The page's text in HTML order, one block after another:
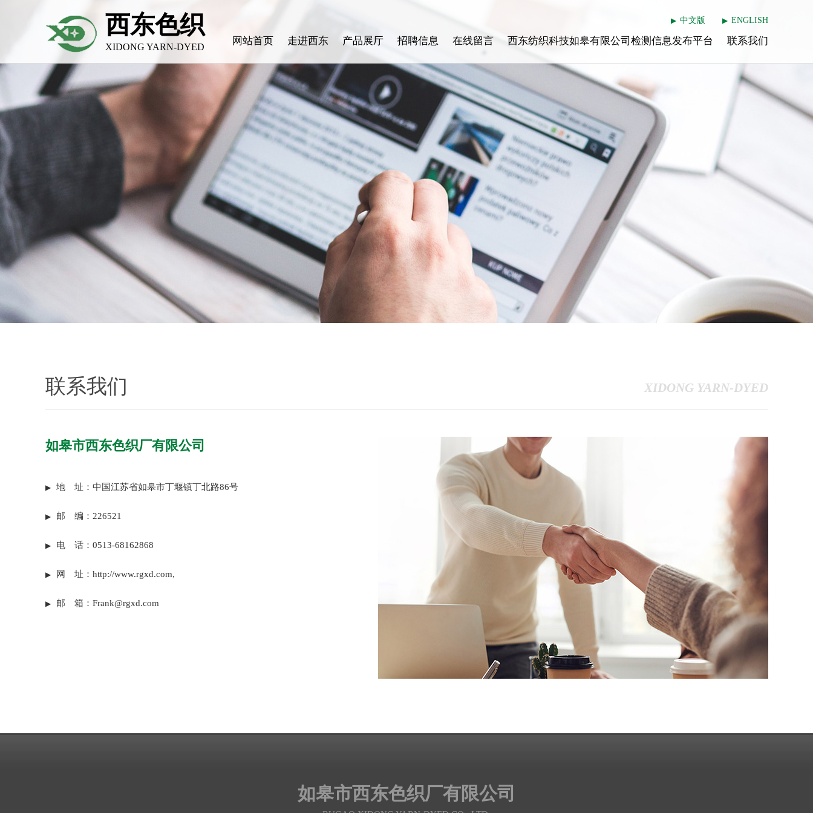
西东色织
XIDONG YARN-DYED
▶ 中文版 ▶ ENGLISH
网站首页 走进西东 产品展厅 招聘信息 在线留言 西东纺织科技如皋有限公司检测信息发布平台 联系我们
联系我们 XIDONG YARN-DYED
如皋市西东色织厂有限公司
▶ 地 址：中国江苏省如皋市丁堰镇丁北路86号
▶ 邮 编：226521
▶ 电 话：0513-68162868
▶ 网 址： http://www.rgxd.com,
▶ 邮 箱： Frank@rgxd.com
如皋市西东色织厂有限公司